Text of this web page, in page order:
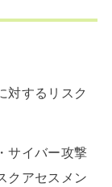
対するリスク
サイバー攻撃
クアセスメン